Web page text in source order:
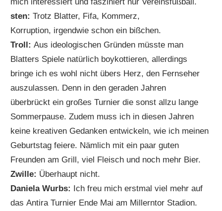
sten: Trotz Blatter, Fifa, Kommerz,
Korruption, irgendwie schon ein bißchen.
Troll:Aus ideologischen Gründen müsste man
Blatters Spiele natürlich boykottieren, allerdings
bringe ich es wohl nicht übers Herz, den Fernseher
auszulassen. Denn in den geraden Jahren
überbrückt ein großes Turnier die sonst allzu lange
Sommerpause. Zudem muss ich in diesen Jahren
keine kreativen Gedanken entwickeln, wie ich meinen
Geburtstag feiere. Nämlich mit ein paar guten
Freunden am Grill, viel Fleisch und noch mehr Bier.
Zwille: Überhaupt nicht.
Daniela Wurbs: Ich freu mich erstmal viel mehr auf
das Antira Turnier Ende Mai am Millerntor Stadion.